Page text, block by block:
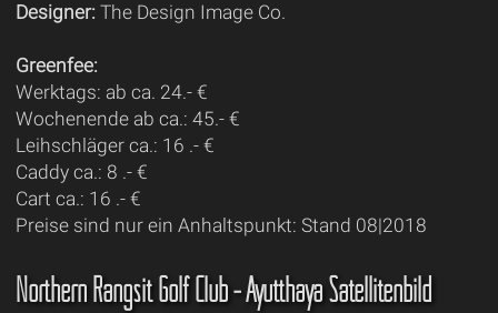
Designer: The Design Image Co.
Greenfee:
Werktags: ab ca. 24.- €
Wochenende ab ca.: 45.- €
Leihschläger ca.: 16 .- €
Caddy ca.: 8 .- €
Cart ca.: 16 .- €
Preise sind nur ein Anhaltspunkt: Stand 08|2018
Northern Rangsit Golf Club - Ayutthaya Satellitenbild